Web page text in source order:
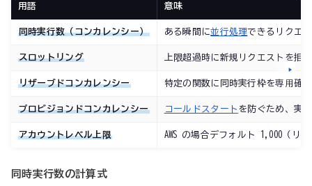
用語 意味
同時実行数（コンカレンシー） ある瞬間に並行処理できるリクエ
スロットリング 上限超過時に新規リクエストを拒
リザーブドコンカレンシー 特定の関数に同時実行枠を専用確
プロビジョンドコンカレンシー コールドスタート を防ぐため、実
アカウントレベル上限 AWS の場合デフォルト 1,000（リ
同時実行数の計算式